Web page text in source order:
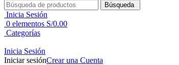
Búsqueda
Inicia Sesión
0 elementos S/0.00
Categorías
Inicia Sesión
Iniciar sesiónCrear una Cuenta